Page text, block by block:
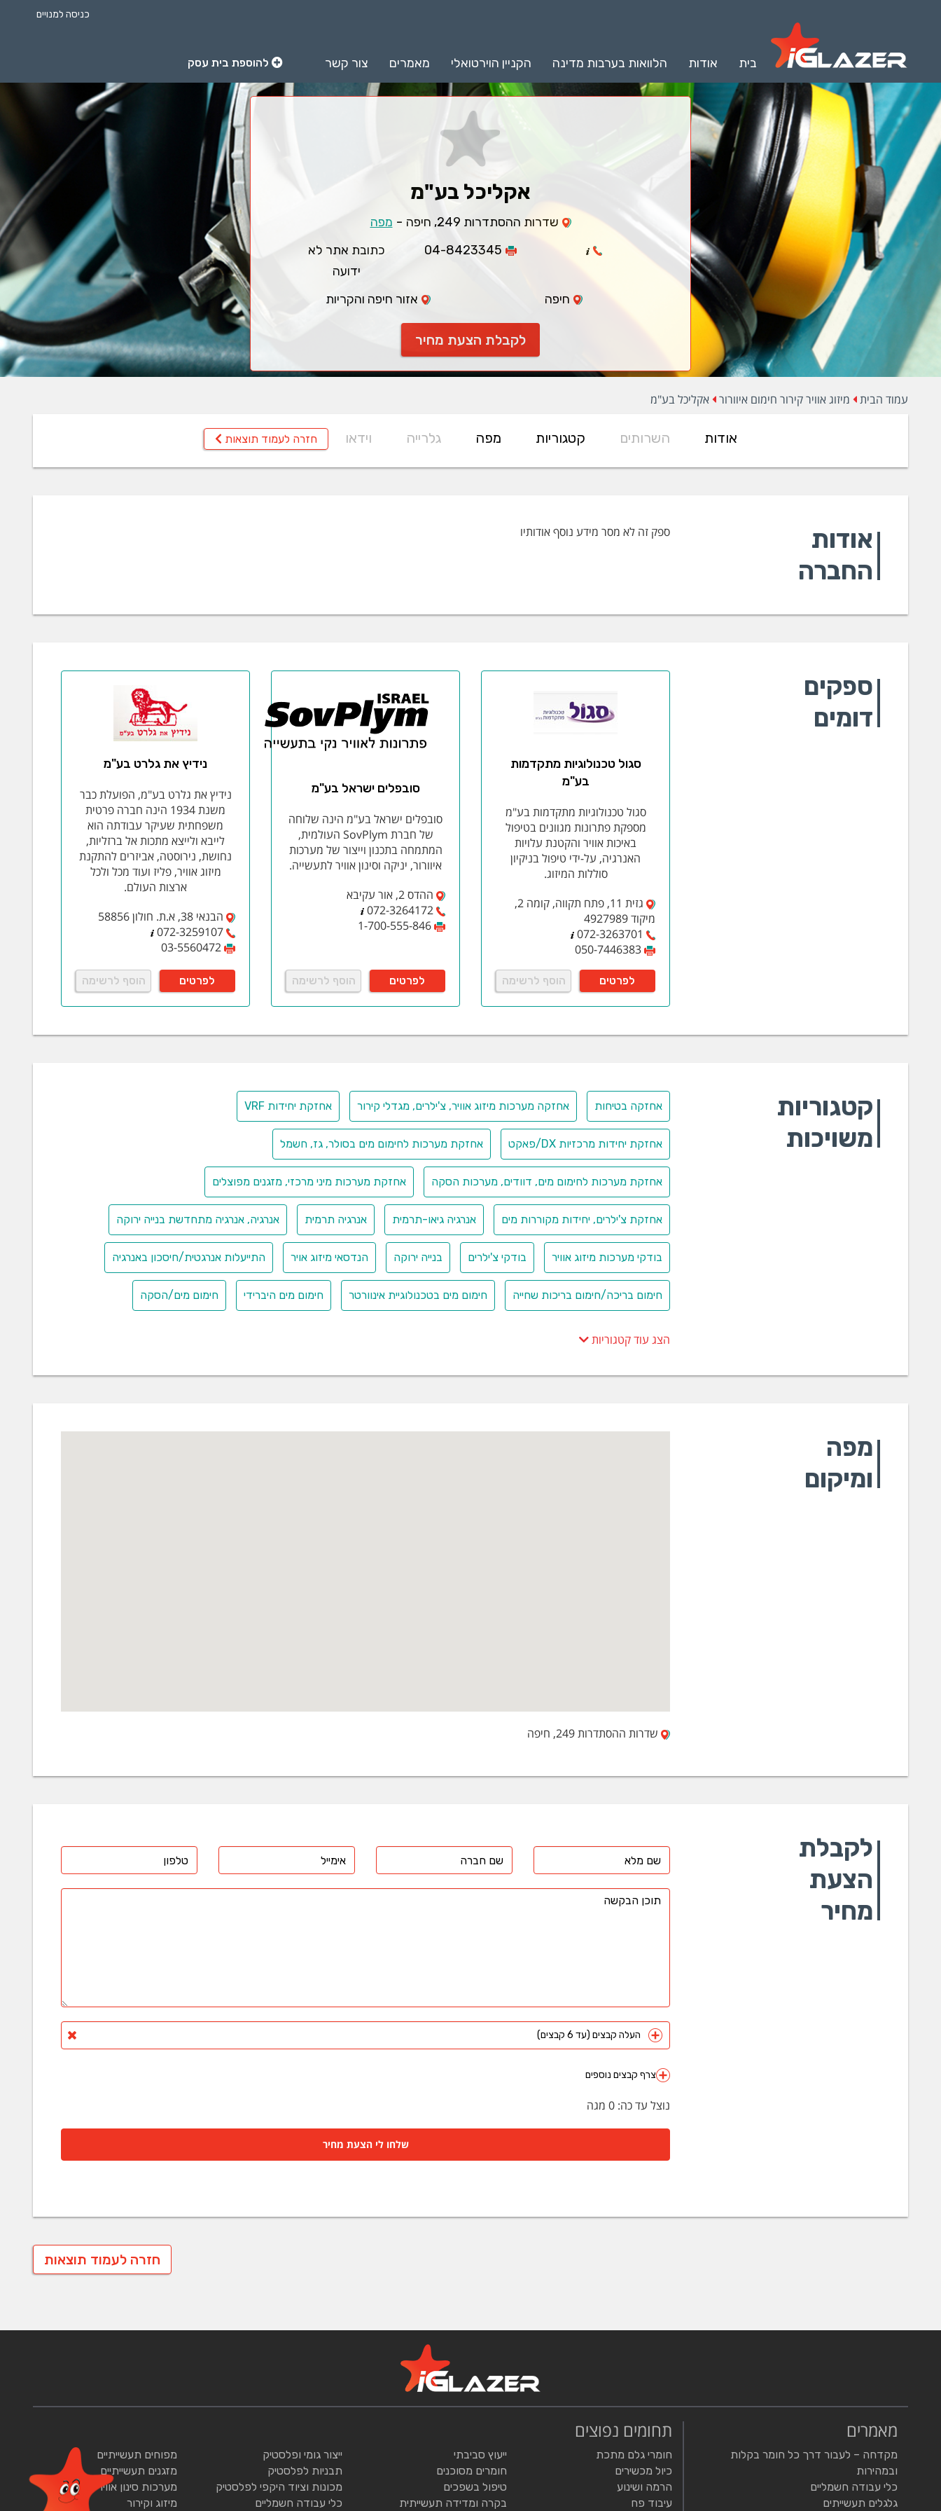
כניסה למנויים
בית אודות הלוואות בערבות מדינה הקניין הוירטואלי מאמרים צור קשר להוספת בית עסק
אקליכל בע"מ
שדרות ההסתדרות 249, חיפה - מפה
04-8423345
כתובת אתר לא
ידועה
חיפה
אזור חיפה והקריות
לקבלת הצעת מחיר
עמוד הבית מיזוג אוויר קירור חימום איוורור אקליכל בע"מ
אודות השרותים קטגוריות מפה גלרייה וידאו חזרה לעמוד תוצאות
אודות
החברה
ספק זה לא מסר מידע נוסף אודותיו
ספקים
דומים
סגול טכנולוגיות מתקדמות
בע"מ
סגול טכנולוגיות מתקדמות בע"מ
מספקת פתרונות מגוונים בטיפול
באיכות אוויר והקטנת עלויות
האנרגיה, על-ידי טיפול בניקיון
סוללות המיזוג.
גזית 11, פתח תקווה, קומה 2,
מיקוד 4927989
072-3263701
050-7446383
לפרטים הוסף לרשימה
סובפלים ישראל בע"מ
סובפלים ישראל בע"מ הינה שלוחה
של חברת SovPlym העולמית,
המתמחה בתכנון וייצור של מערכות
איוורור, יניקה וסינון אוויר לתעשייה.
ההדס 2, אור עקיבא
072-3264172
1-700-555-846
לפרטים הוסף לרשימה
נידיץ את גלרט בע"מ
נידיץ את גלרט בע"מ, הפועלת כבר
משנת 1934 הינה חברה פרטית
משפחתית שעיקר עבודתה הוא
לייבא ולייצא מתכות אל ברזליות,
נחושת, נירוסטה, אביזרים להתקנת
מיזוג אוויר, פליז ועוד מכל ולכל
ארצות העולם.
הבנאי 38, א.ת. חולון 58856
072-3259107
03-5560472
לפרטים הוסף לרשימה
קטגוריות
משויכות
אחזקה בטיחות אחזקה מערכות מיזוג אוויר, צ'ילרים, מגדלי קירור אחזקת יחידות VRF
אחזקת יחידות מרכזיות DX/פאקט אחזקת מערכות לחימום מים בסולר, גז, חשמל
אחזקת מערכות לחימום מים, דוודים, מערכות הסקה אחזקת מערכות מיני מרכזי, מזגנים מפוצלים
אחזקת צ'ילרים, יחידות מקוררות מים אנרגיה גיאו-תרמית אנרגיה תרמית אנרגיה, אנרגיה מתחדשת בנייה ירוקה
בודקי מערכות מיזוג אוויר בודקי צ'ילרים בנייה ירוקה הנדסאי מיזוג אויר התייעלות אנרגטית/חיסכון באנרגיה
חימום בריכה/חימום בריכות שחייה חימום מים בטכנולוגיית אינוורטר חימום מים היברידי חימום מים/הסקה
הצג עוד קטגוריות
מפה
ומיקום
שדרות ההסתדרות 249, חיפה
לקבלת
הצעת
מחיר
העלה קבצים (עד 6 קבצים)
צרף קבצים נוספים
נוצל עד כה: 0 מגה
שלחו לי הצעת מחיר
חזרה לעמוד תוצאות
מאמרים
מקדחה – לעבור דרך כל חומר בקלות
ובמהירות
כלי עבודה חשמליים
גלגלים תעשייתים
תחומים נפוצים
חומרי גלם מתכת
כיול מכשירים
הרמה ושינוע
עיבוד פח
ייעוץ סביבתי
חומרים מסוכנים
טיפול בשפכים
בקרה ומדידה תעשייתית
ייצור גומי ופלסטיק
תבניות לפלסטיק
מכונות וציוד היקפי לפלסטיק
כלי עבודה חשמליים
מפוחים תעשייתיים
מזגנים תעשייתיים
מערכות סינון אוויר
מיזוג וקירור